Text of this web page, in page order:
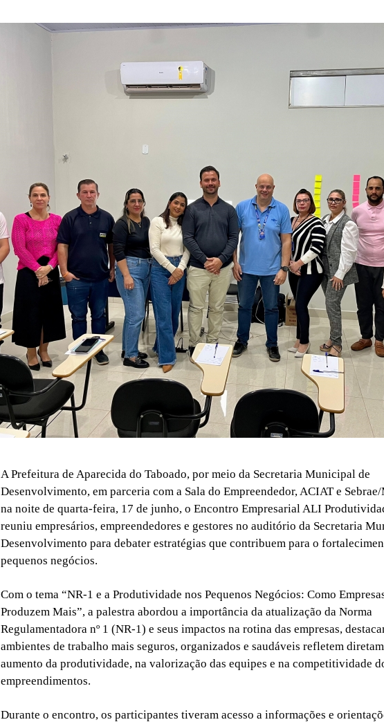
A Prefeitura de Aparecida do Taboado, por meio da Secretaria Municipal de
Desenvolvimento, em parceria com a Sala do Empreendedor, ACIAT e
na noite de quarta-feira, 17 de junho, o Encontro Empresarial ALI
reuniu empresários, empreendedores e gestores no auditório da Secretaria
Desenvolvimento para debater estratégias que contribuem para o
pequenos negócios.
Com o tema “NR-1 e a Produtividade nos Pequenos Negócios: Como
Produzem Mais”, a palestra abordou a importância da atualização da Norma
Regulamentadora nº 1 (NR-1) e seus impactos na rotina das empresas,
ambientes de trabalho mais seguros, organizados e saudáveis refletem
aumento da produtividade, na valorização das equipes e na competitividade
empreendimentos.
Durante o encontro, os participantes tiveram acesso a informações e